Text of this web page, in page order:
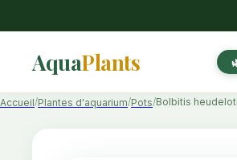
AquaPlants
Accueil Plantes d'aquarium Pots Bolbitis